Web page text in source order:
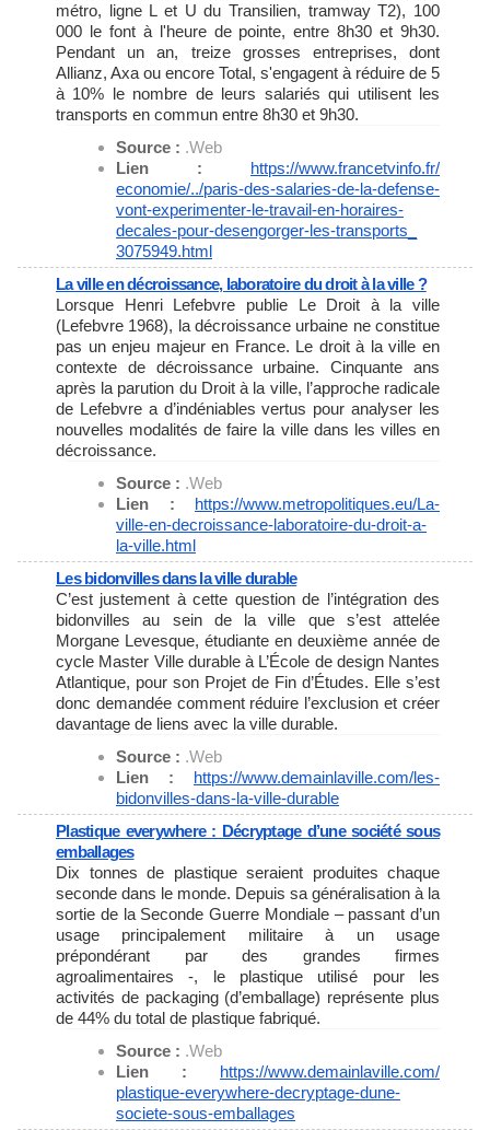
métro, ligne L et U du Transilien, tramway T2), 100
000 le font à l'heure de pointe, entre 8h30 et 9h30.
Pendant un an, treize grosses entreprises, dont
Allianz, Axa ou encore Total, s'engagent à réduire de 5
à 10% le nombre de leurs salariés qui utilisent les
transports en commun entre 8h30 et 9h30.
Source : .Web
Lien : https://www.francetvinfo.fr/
economie/../paris-des-salaries-de-la-defense-
vont-experimenter-le-travail-en-horaires-
decales-pour-desengorger-les-transports_
3075949.html
La ville en décroissance, laboratoire du droit à la ville ?
Lorsque Henri Lefebvre publie Le Droit à la ville
(Lefebvre 1968), la décroissance urbaine ne constitue
pas un enjeu majeur en France. Le droit à la ville en
contexte de décroissance urbaine. Cinquante ans
après la parution du Droit à la ville, l’approche radicale
de Lefebvre a d’indéniables vertus pour analyser les
nouvelles modalités de faire la ville dans les villes en
décroissance.
Source : .Web
Lien : https://www.metropolitiques.eu/La-
ville-en-decroissance-laboratoire-du-droit-a-
la-ville.html
Les bidonvilles dans la ville durable
C’est justement à cette question de l’intégration des
bidonvilles au sein de la ville que s’est attelée
Morgane Levesque, étudiante en deuxième année de
cycle Master Ville durable à L’École de design Nantes
Atlantique, pour son Projet de Fin d’Études. Elle s’est
donc demandée comment réduire l’exclusion et créer
davantage de liens avec la ville durable.
Source : .Web
Lien : https://www.demainlaville.com/les-
bidonvilles-dans-la-ville-durable
Plastique everywhere : Décryptage d’une société sous
emballages
Dix tonnes de plastique seraient produites chaque
seconde dans le monde. Depuis sa généralisation à la
sortie de la Seconde Guerre Mondiale – passant d’un
usage principalement militaire à un usage
prépondérant par des grandes firmes
agroalimentaires -, le plastique utilisé pour les
activités de packaging (d’emballage) représente plus
de 44% du total de plastique fabriqué.
Source : .Web
Lien : https://www.demainlaville.com/
plastique-everywhere-decryptage-dune-
societe-sous-emballages